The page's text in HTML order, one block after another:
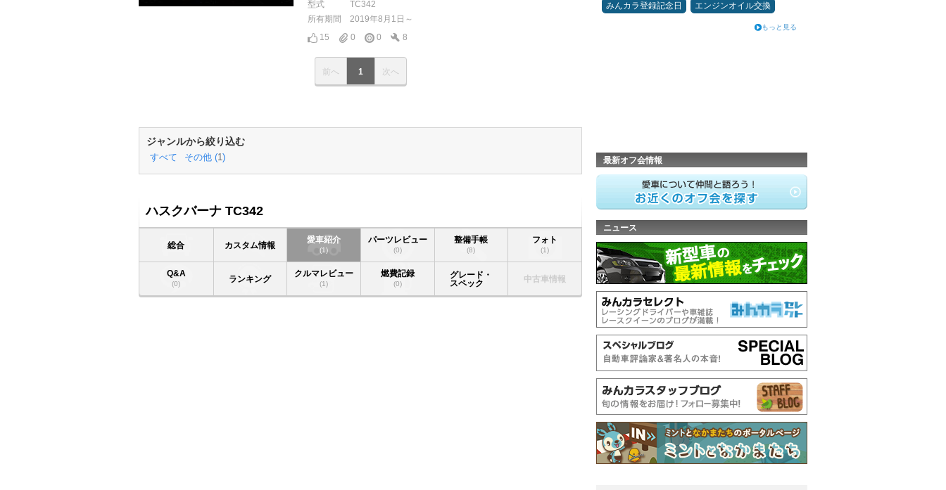
型式
TC342
所有期間
2019年8月1日～
15
0 0 8
前へ 1 次へ
ジャンルから絞り込む
すべて その他 (1)
ハスクバーナ TC342
総合 カスタム情報
愛車紹介
(1)
パーツレビュー
(0)
整備手帳
(8)
フォト
(1)
Q&A
(0) ランキング
クルマレビュー
(1)
燃費記録
(0)
グレード・
スペック
中古車情報
みんカラ登録記念日
エンジンオイル交換
もっと見る
最新オフ会情報
ニュース